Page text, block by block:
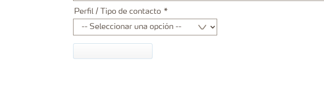
Perfil / Tipo de contacto